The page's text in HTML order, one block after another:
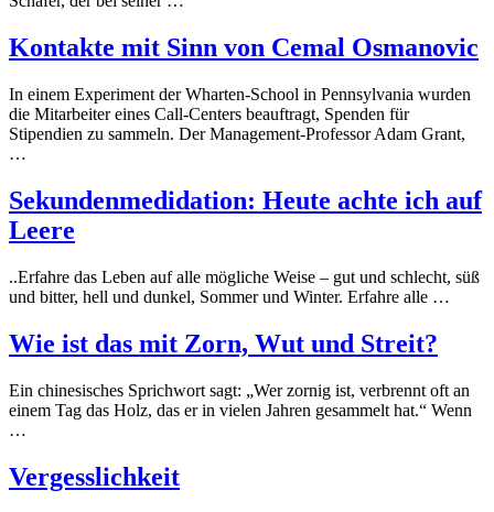
Kontakte mit Sinn von Cemal Osmanovic
In einem Experiment der Wharten-School in Pennsylvania wurden
die Mitarbeiter eines Call-Centers beauftragt, Spenden für
Stipendien zu sammeln. Der Management-Professor Adam Grant,
…
Sekundenmedidation: Heute achte ich auf
Leere
..Erfahre das Leben auf alle mögliche Weise – gut und schlecht, süß
und bitter, hell und dunkel, Sommer und Winter. Erfahre alle …
Wie ist das mit Zorn, Wut und Streit?
Ein chinesisches Sprichwort sagt: „Wer zornig ist, verbrennt oft an
einem Tag das Holz, das er in vielen Jahren gesammelt hat.“ Wenn
…
Vergesslichkeit